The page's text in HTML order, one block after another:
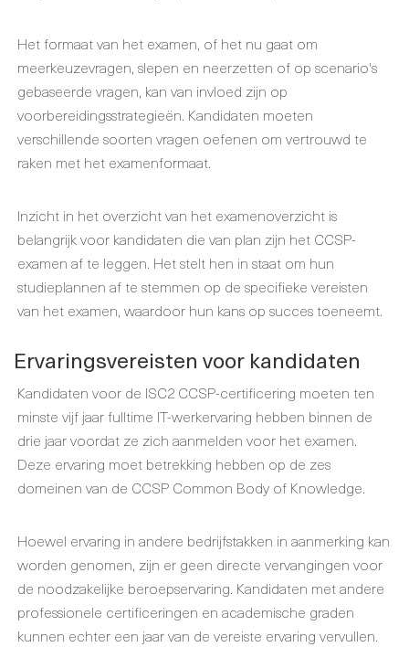
Het formaat van het examen, of het nu gaat om
meerkeuzevragen, slepen en neerzetten of op scenario's
gebaseerde vragen, kan van invloed zijn op
voorbereidingsstrategieën. Kandidaten moeten
verschillende soorten vragen oefenen om vertrouwd te
raken met het examenformaat.
Inzicht in het overzicht van het examenoverzicht is
belangrijk voor kandidaten die van plan zijn het CCSP-
examen af te leggen. Het stelt hen in staat om hun
studieplannen af te stemmen op de specifieke vereisten
van het examen, waardoor hun kans op succes toeneemt.
Ervaringsvereisten voor kandidaten
Kandidaten voor de ISC2 CCSP-certificering moeten ten
minste vijf jaar fulltime IT-werkervaring hebben binnen de
drie jaar voordat ze zich aanmelden voor het examen.
Deze ervaring moet betrekking hebben op de zes
domeinen van de CCSP Common Body of Knowledge.
Hoewel ervaring in andere bedrijfstakken in aanmerking kan
worden genomen, zijn er geen directe vervangingen voor
de noodzakelijke beroepservaring. Kandidaten met andere
professionele certificeringen en academische graden
kunnen echter een jaar van de vereiste ervaring vervullen.